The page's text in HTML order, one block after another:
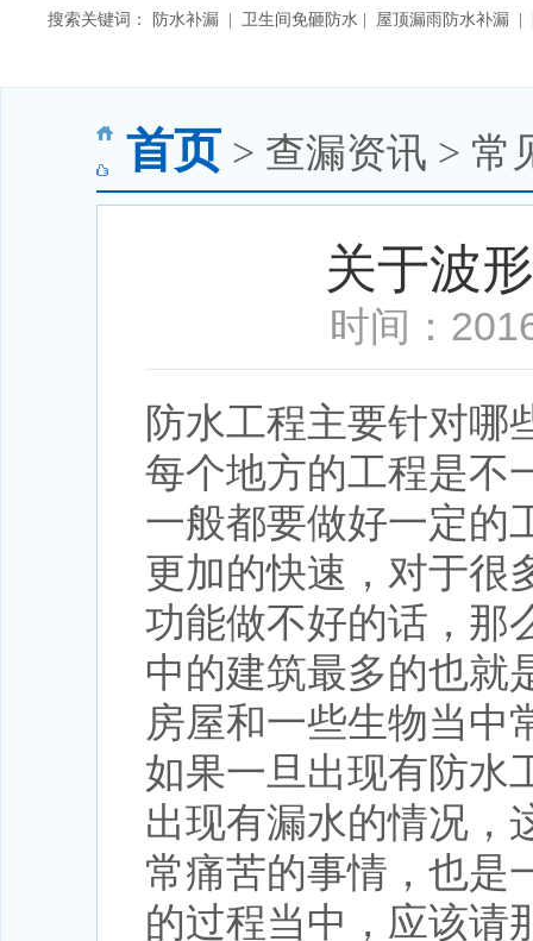
搜索关键词： 防水补漏 | 卫生间免砸防水 | 屋顶漏雨防水补漏
首页 > 查漏资讯 > 常
关于波
时间：
防水工程主要针对哪
每个地方的工程是不
一般都要做好一定的
更加的快速，对于很
功能做不好的话，那
中的建筑最多的也就
房屋和一些生物当中
如果一旦出现有防水
出现有漏水的情况，
常痛苦的事情，也是
的过程当中，应该请